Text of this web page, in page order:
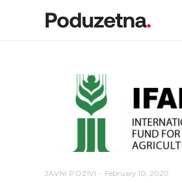
JAVNI POZIVI February 10, 2020